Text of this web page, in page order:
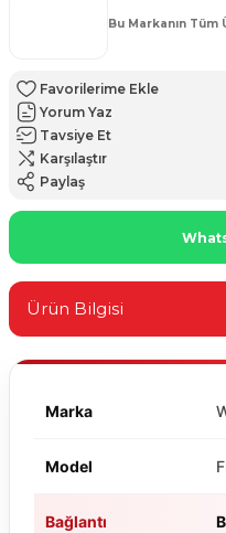
Bu Markanın Tüm
Yorum Yaz
Tavsiye Et
Karşılaştır
Paylaş
Ürün Bilgisi
Marka
Model
Bağlantı